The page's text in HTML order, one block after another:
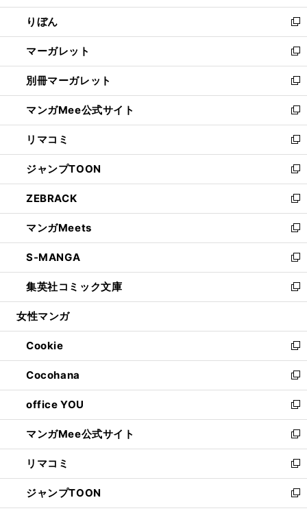
開
く
ウ
で
開
く
ン
ド
ウ
で
開
く
ウ
ィ
ン
ド
ウ
で
開
く
りぼん
新
し
い
ウ
ィ
ン
ド
ウ
で
開
く
マーガレット
新
し
い
ウ
ィ
ン
ド
ウ
で
開
く
別冊マーガレット
新
し
い
ウ
ィ
ン
ド
ウ
で
開
く
マンガMee公式サイト
新
し
い
ウ
ィ
ン
ド
ウ
で
開
く
リマコミ
新
し
い
ウ
ィ
ン
ド
ウ
で
開
く
ジャンプTOON
新
し
い
ウ
ィ
ン
ド
ウ
で
開
ZEBRACK
新
し
い
ウ
ィ
ン
ド
ウ
開
く
マンガMeets
新
し
い
ウ
ィ
ン
ウ
で
開
く
S-MANGA
新
し
い
ウ
ン
ド
ウ
で
開
く
集英社コミック文庫
新
し
ウ
ィ
ン
ド
ウ
で
開
く
女性マンガ
Cookie
新
し
い
ウ
ィ
ン
ド
ウ
で
開
く
Cocohana
新
し
い
ウ
ィ
ン
ド
ウ
で
開
office YOU
新
し
い
ウ
ィ
ン
ド
ウ
マンガMee公式サイト
新
し
い
ウ
ィ
ン
リマコミ
新
し
い
ウ
ジャンプTOON
新
し